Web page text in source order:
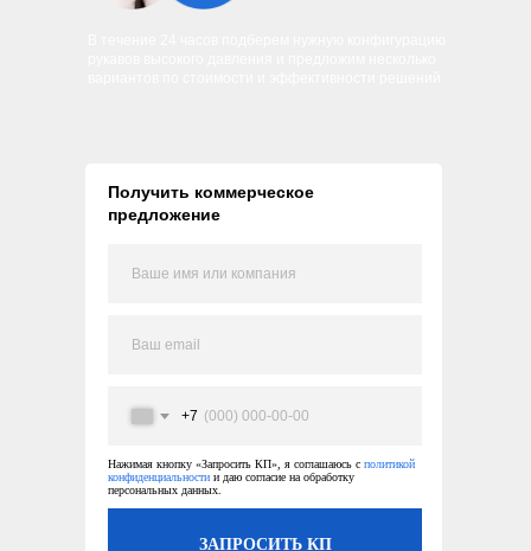
+7
Нажимая кнопку «Запросить КП», я соглашаюсь с политикой
конфиденциальности и даю согласие на обработку
персональных данных.
ЗАПРОСИТЬ КП
Получить коммерческое
предложение